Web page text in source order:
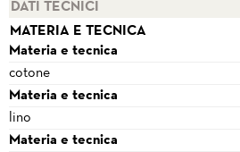
DATI TECNICI
MATERIA E TECNICA
Materia e tecnica
cotone
Materia e tecnica
lino
Materia e tecnica